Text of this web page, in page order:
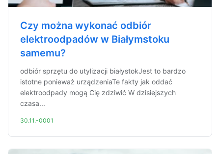
Czy można wykonać odbiór
elektroodpadów w Białymstoku
samemu?
odbiór sprzętu do utylizacji białystokJest to bardzo
istotne ponieważ urządzeniaTe fakty jak oddać
elektroodpady mogą Cię zdziwić W dzisiejszych
czasa...
30.11.-0001